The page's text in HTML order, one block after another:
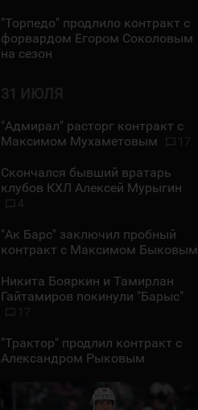
"Торпедо" продлило контракт с
форвардом Егором Соколовым
на сезон
31 ИЮЛЯ
"Адмирал" расторг контракт с
Максимом Мухаметовым
17
Скончался бывший вратарь
клубов КХЛ Алексей Мурыгин
4
"Ак Барс" заключил пробный
контракт с Максимом Быковым
Никита Бояркин и Тамирлан
Гайтамиров покинули "Барыс"
17
"Трактор" продлил контракт с
Александром Рыковым